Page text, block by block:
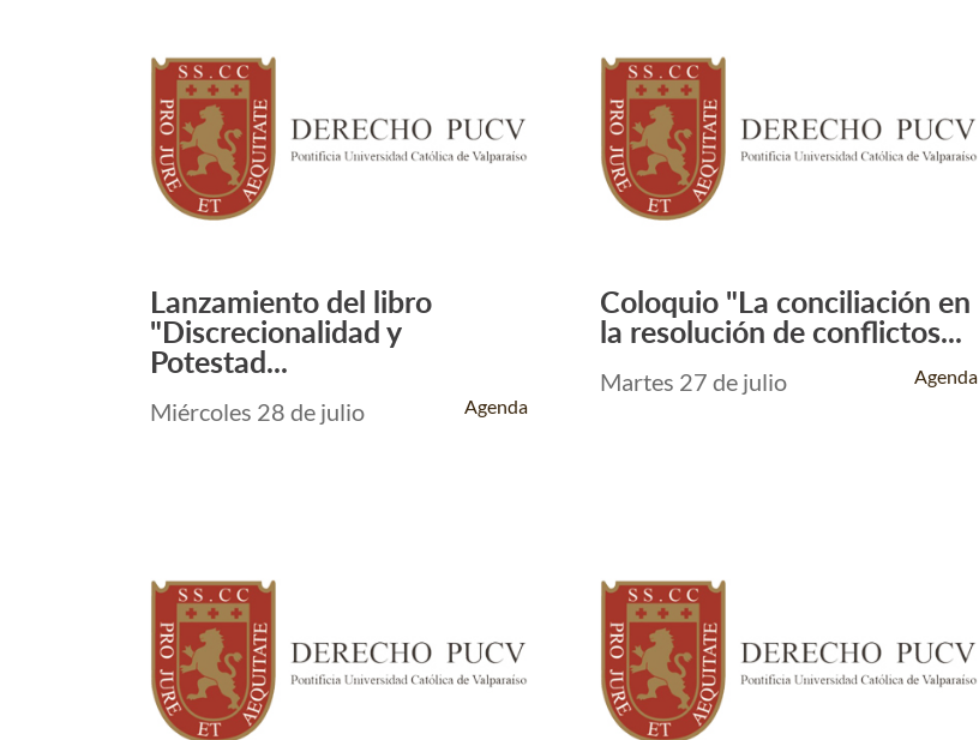
Leer Más +
Lanzamiento del libro
"Discrecionalidad y
Potestad...
Miércoles 28 de julio Agenda
Leer Más +
Coloquio "La conciliación en
la resolución de conflictos...
Martes 27 de julio Agenda